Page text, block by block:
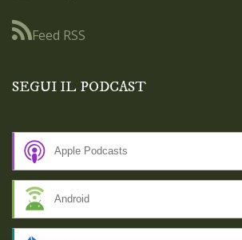
Feed RSS
SEGUI IL PODCAST
Apple Podcasts
Android